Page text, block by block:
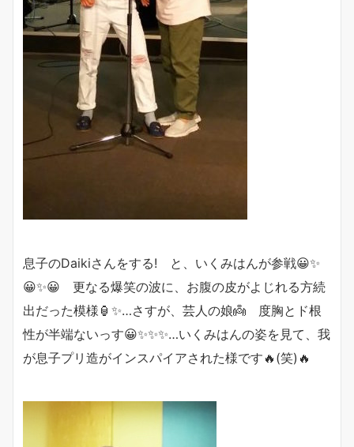
息子のDaikiさんをする! と、いくみはんが参戦😀✨
😀✨😀 更なる爆笑の波に、お腹の皮がよじれる方続
出だった模様🏮✨…さすが、芸人の娘👼 度胸とド根
性が半端ないっす😀✨✨✨…いくみはんの姿を見て、我
が息子プリ造がインスパイアされた様です🔥(笑)🔥